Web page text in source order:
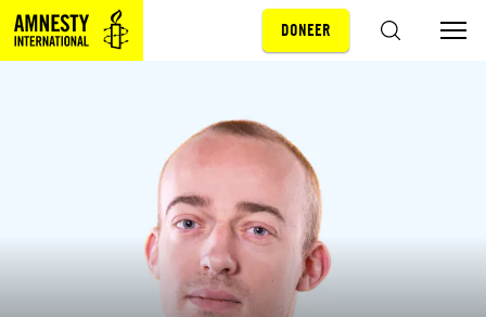
Sla navigatie over
DONEER